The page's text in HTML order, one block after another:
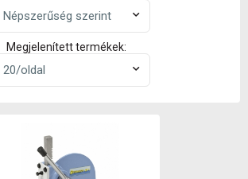
Megjelenített termékek: